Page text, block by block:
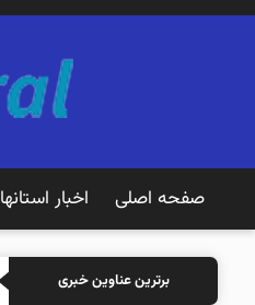
صفحه اصلی اخبار استانها
برترین عناوین خبری